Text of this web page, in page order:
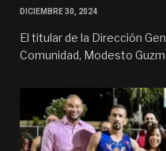
DICIEMBRE 30, 2024
El titular de la Dirección
Comunidad, Modesto